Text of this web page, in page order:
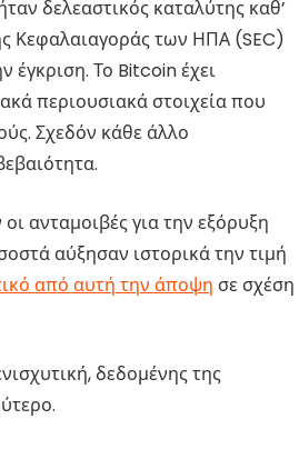
δελεαστικός καταλύτης καθ’
Κεφαλαιαγοράς των ΗΠΑ (SEC)
Το Bitcoin έχει
περιουσιακά στοιχεία που
Σχεδόν κάθε άλλο
ανταμοιβές για την εξόρυξη
αύξησαν ιστορικά την τιμή
από αυτή την άποψη σε σχέση
δεδομένης της